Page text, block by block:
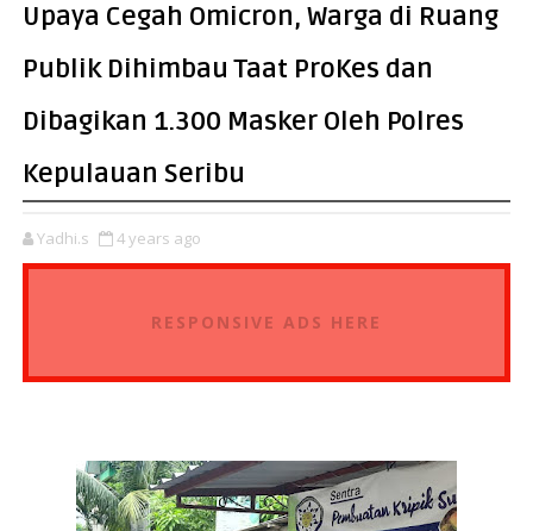
Upaya Cegah Omicron, Warga di Ruang
Publik Dihimbau Taat ProKes dan
Dibagikan 1.300 Masker Oleh Polres
Kepulauan Seribu
Yadhi.s 4 years ago
RESPONSIVE ADS HERE